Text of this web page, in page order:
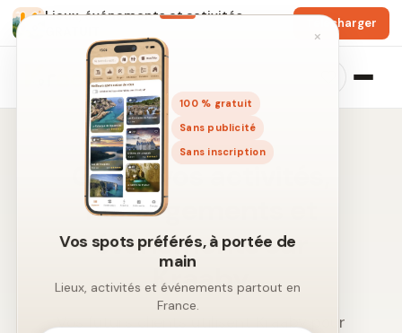
Lieux, événements et activités
Télécharger
×
100 % gratuit
Sans publicité
Sans inscription
Vos spots préférés, à portée de
main
Lieux, activités et événements partout en
France.
Gérez vos activités,
hébergements et
événements sur
Kraaby
Vos futurs clients utilisent Kraaby pour